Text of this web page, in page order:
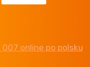
007 online po polsku